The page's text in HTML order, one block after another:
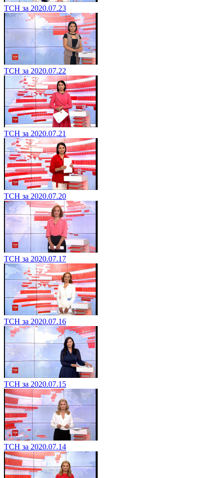
ТСН за 2020.07.23
ТСН за 2020.07.22
ТСН за 2020.07.21
ТСН за 2020.07.20
ТСН за 2020.07.17
ТСН за 2020.07.16
ТСН за 2020.07.15
ТСН за 2020.07.14